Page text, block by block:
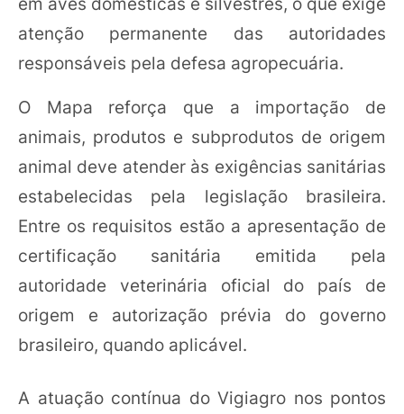
atenção permanente das autoridades
responsáveis pela defesa agropecuária.
O Mapa reforça que a importação de
animais, produtos e subprodutos de origem
animal deve atender às exigências sanitárias
estabelecidas pela legislação brasileira.
Entre os requisitos estão a apresentação de
certificação sanitária emitida pela
autoridade veterinária oficial do país de
origem e autorização prévia do governo
brasileiro, quando aplicável.
A atuação contínua do Vigiagro nos pontos